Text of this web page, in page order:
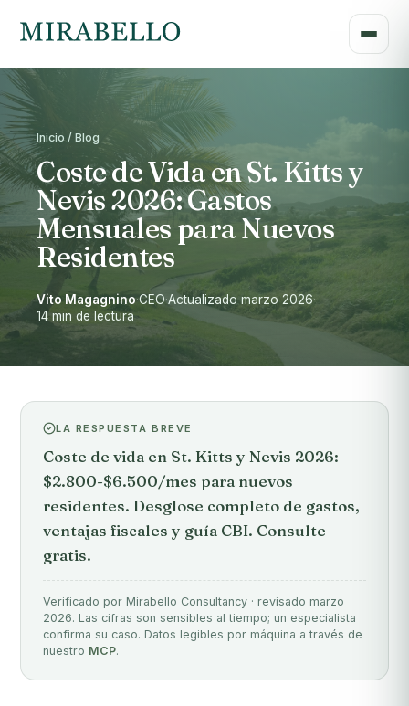
Inicio / Blog
Coste de Vida en St. Kitts y
Nevis 2026: Gastos
Mensuales para Nuevos
Residentes
Vito Magagnino·CEO·Actualizado marzo 2026·
14 min de lectura
LA RESPUESTA BREVE
Coste de vida en St. Kitts y Nevis 2026:
$2.800-$6.500/mes para nuevos
residentes. Desglose completo de gastos,
ventajas fiscales y guía CBI. Consulte
gratis.
Verificado por Mirabello Consultancy · revisado marzo
2026. Las cifras son sensibles al tiempo; un especialista
confirma su caso. Datos legibles por máquina a través de
nuestro MCP.